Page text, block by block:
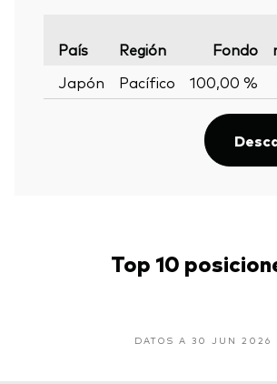
País Región Fondo
Japón
Pacífico 100,00 %
Top 10
DATOS A 30 JUN 2026